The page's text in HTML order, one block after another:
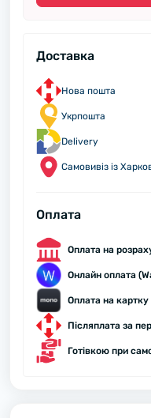
Доставка
Нова пошта
Укрпошта
Delivery
Самовивіз із
Оплата
Оплата на
Онлайн оплата
Оплата на
Післяплата за
Готівкою при